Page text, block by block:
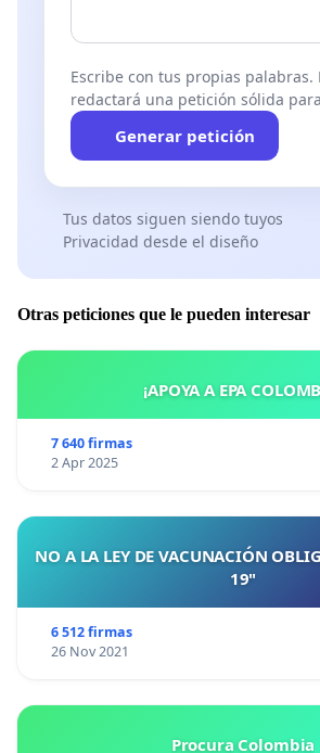
Escribe con tus propias palabras.
redactará una petición sólida
Generar petición
Tus datos siguen siendo tuyos
Privacidad desde el diseño
Otras peticiones que le pueden interesar
¡APOYA A EPA
7 640 firmas
2 Apr 2025
NO A LA LEY DE VACUNACIÓN
19"
6 512 firmas
26 Nov 2021
Procura Colombia